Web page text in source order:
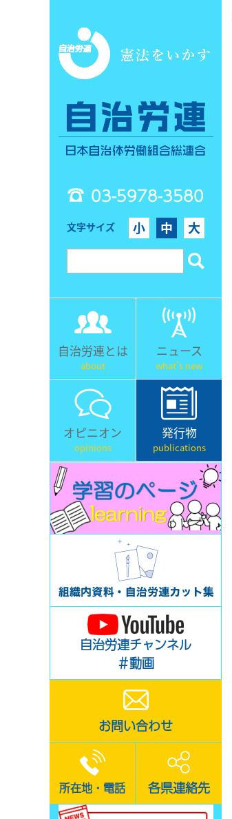
03-5978-3580
文字サイズ 小 中 大
自治労連とは
about
ニュース
what's new
オピニオン
opinions
発行物
publications
自治労連チャンネル
＃動画
お問い合わせ
所在地・電話 各県連絡先